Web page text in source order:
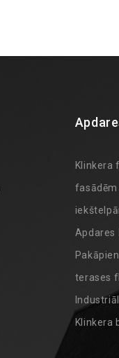
Klinkera
fasādēm
Apdares
terases
Klinkera